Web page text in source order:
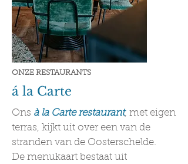
ONZE RESTAURANTS
á la Carte
Ons à la Carte restaurant, met eigen
terras, kijkt uit over een van de
stranden van de Oosterschelde.
De menukaart bestaat uit